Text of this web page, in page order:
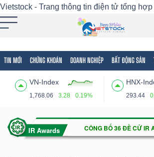
Vietstock - Trang thông tin điện tử tổng hợp
TIN MỚI CHỨNG KHOÁN DOANH NGHIỆP BẤT ĐỘNG SẢN
VN-Index
1,768.06 3.28 0.19%
HNX-
293.44
Tất cả Tính năng Ngành Mã
Tính
(-)
VIETSTOCK